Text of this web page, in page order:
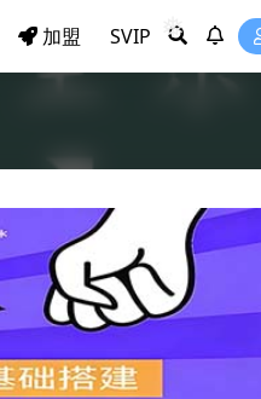
❅
加盟 SVIP